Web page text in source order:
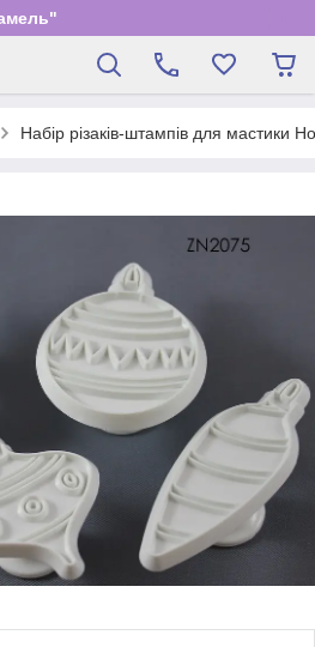
Набір різаків-штампів для мастики